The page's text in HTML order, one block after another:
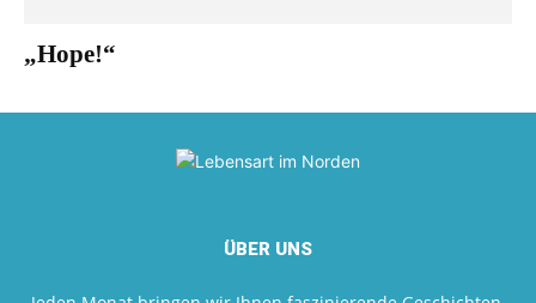
„Hope!“
ÜBER UNS